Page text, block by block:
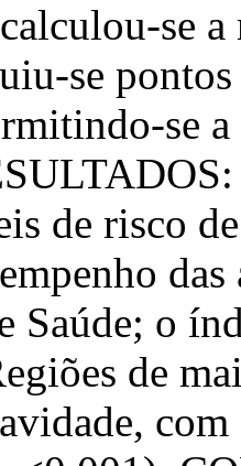
se
se
se
de risco
Saúde; o
de